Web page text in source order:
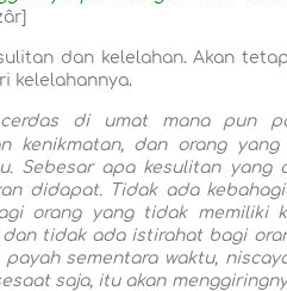
dan kelelahan. Akan
kelelahannya.
cerdas di umat mana pun
kenikmatan, dan orang yang
Sebesar apa kesulitan
didapat. Tidak ada
orang yang tidak memiliki
tidak ada istirahat bagi
sementara waktu,
saja, itu akan